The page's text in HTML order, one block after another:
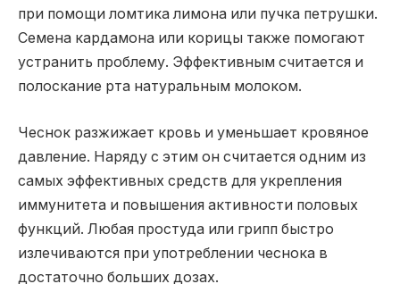
при помощи ломтика лимона или пучка петрушки.
Семена кардамона или корицы также помогают
устранить проблему. Эффективным считается и
полоскание рта натуральным молоком.
Чеснок разжижает кровь и уменьшает кровяное
давление. Наряду с этим он считается одним из
самых эффективных средств для укрепления
иммунитета и повышения активности половых
функций. Любая простуда или грипп быстро
излечиваются при употреблении чеснока в
достаточно больших дозах.